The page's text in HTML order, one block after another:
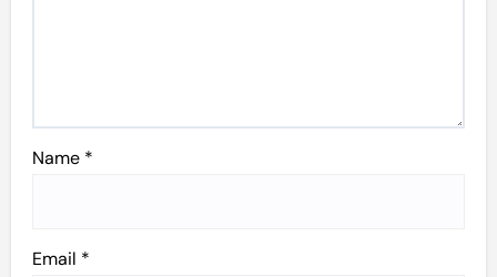
Name *
Email *